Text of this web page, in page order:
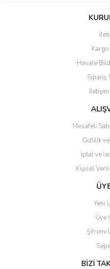
Bu ürüne ilk
Ürün resmi kalitesiz, bozuk
Ürün açıklamasında eksik
Ürün bilgilerinde hatalar
Ürün fiyatı diğer sitelerden
Bu ürüne benzer farklı
Kargo
Havale
Sipariş
Mesafeli
Gizlilik
İptal ve
Kişisel
Yeni
Üye
Şifremi
BİZİ